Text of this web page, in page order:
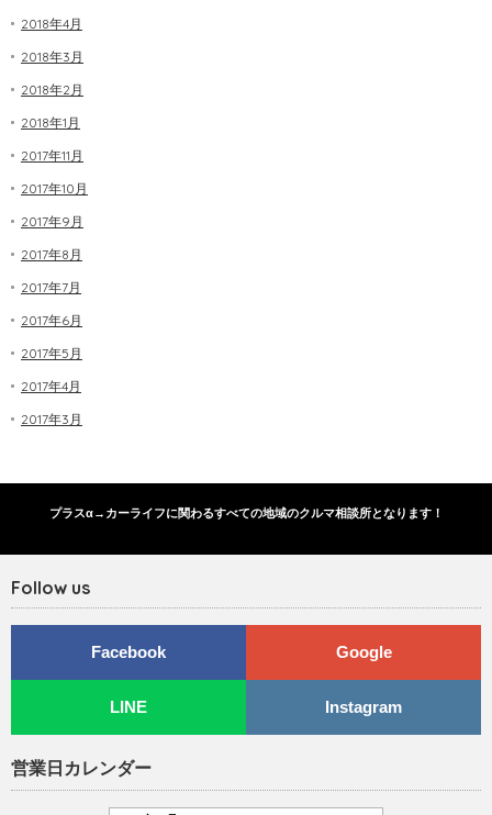
2018年4月
2018年3月
2018年2月
2018年1月
2017年11月
2017年10月
2017年9月
2017年8月
2017年7月
2017年6月
2017年5月
2017年4月
2017年3月
プラスα→カーライフに関わるすべての地域のクルマ相談所となります！
Follow us
Facebook Google
LINE Instagram
営業日カレンダー